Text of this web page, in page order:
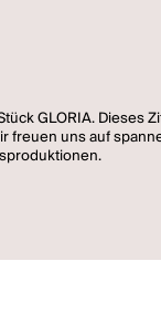
GLORIA.
freuen uns auf